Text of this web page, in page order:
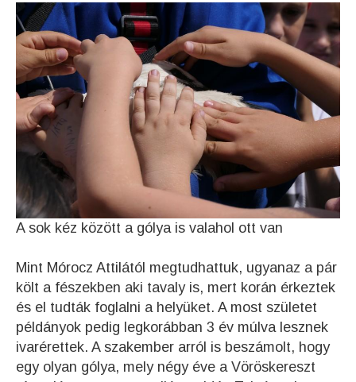
A sok kéz között a gólya is valahol ott van
Mint Mórocz Attilától megtudhattuk, ugyanaz a pár
költ a fészekben aki tavaly is, mert korán érkeztek
és el tudták foglalni a helyüket. A most születet
példányok pedig legkorábban 3 év múlva lesznek
ivarérettek. A szakember arról is beszámolt, hogy
egy olyan gólya, mely négy éve a Vöröskereszt